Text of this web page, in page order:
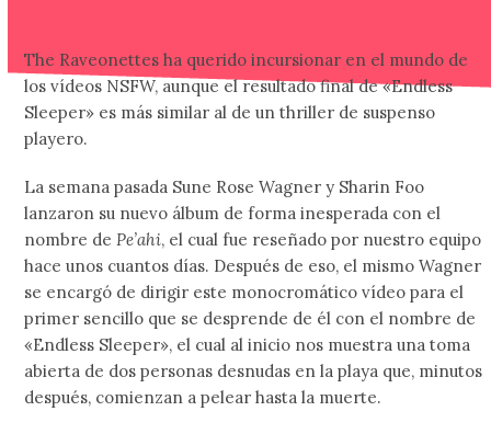
The Raveonettes ha querido incursionar en el mundo de
los vídeos NSFW, aunque el resultado final de «Endless
Sleeper» es más similar al de un thriller de suspenso
playero.
La semana pasada Sune Rose Wagner y Sharin Foo
lanzaron su nuevo álbum de forma inesperada con el
nombre de Pe’ahi, el cual fue reseñado por nuestro equipo
hace unos cuantos días. Después de eso, el mismo Wagner
se encargó de dirigir este monocromático vídeo para el
primer sencillo que se desprende de él con el nombre de
«Endless Sleeper», el cual al inicio nos muestra una toma
abierta de dos personas desnudas en la playa que, minutos
después, comienzan a pelear hasta la muerte.